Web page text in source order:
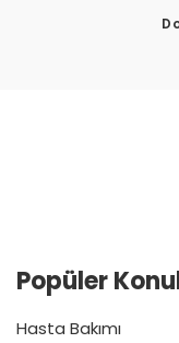
Popüler
Hasta Bakımı